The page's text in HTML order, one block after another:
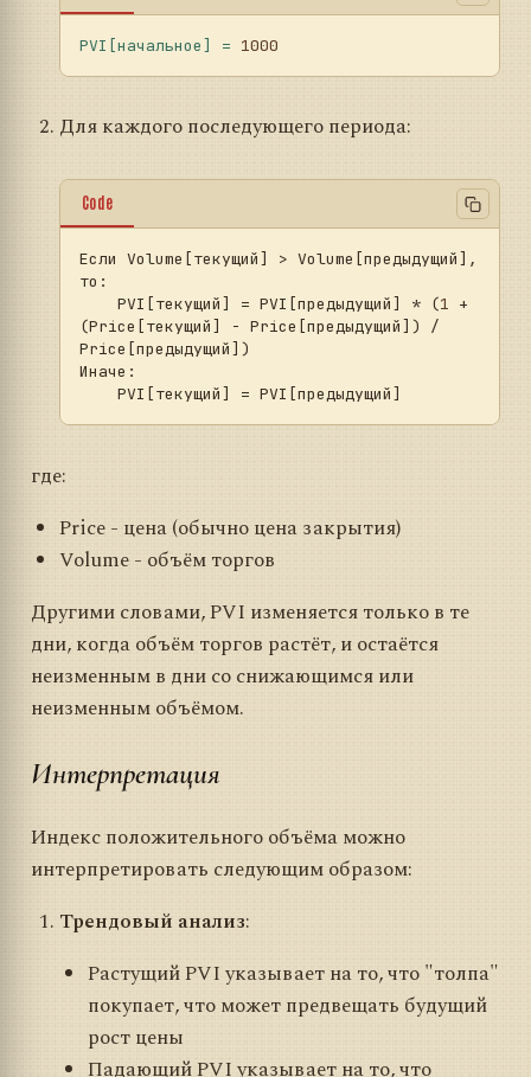
PVI[начальное] = 1000
Для каждого последующего периода:
Code
Если Volume [текущий] > Volume [предыдущий] ,
то:
    PVI[текущий] = PVI[предыдущий] * (
1 +
(Price[текущий] - Price[предыдущий]) /
Price[предыдущий])
Иначе:
где:
Price - цена (обычно цена закрытия)
Volume - объём торгов
Другими словами, PVI изменяется только в те
дни, когда объём торгов растёт, и остаётся
неизменным в дни со снижающимся или
неизменным объёмом.
Интерпретация
Индекс положительного объёма можно
интерпретировать следующим образом:
Трендовый анализ:
Растущий PVI указывает на то, что "толпа"
покупает, что может предвещать будущий
рост цены
Падающий PVI указывает на то, что